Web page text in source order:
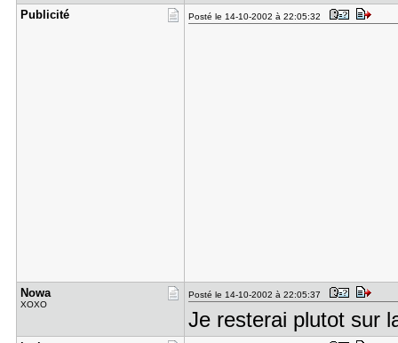
Publicité Posté le 14-10-2002 à 22:05:32
Nowa
XOXO
Posté le 14-10-2002 à 22:05:37
Je resterai plutot sur